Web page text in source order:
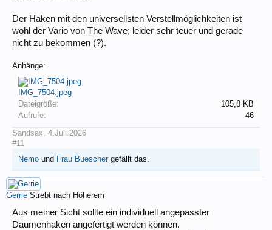
Der Haken mit den universellsten Verstellmöglichkeiten ist
wohl der Vario von The Wave; leider sehr teuer und gerade
nicht zu bekommen (?).
Anhänge:
IMG_7504.jpeg
Dateigröße:
105,8 KB
Aufrufe:
46
Sandsax 4.Juli.2026
#11
Nemo und Frau Buescher gefällt das.
Gerrie Strebt nach Höherem
Aus meiner Sicht sollte ein individuell angepasster
Daumenhaken angefertigt werden können.